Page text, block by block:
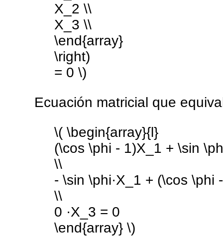
X_2 \\
X_3 \\
\end{array}
\right)
= 0 \)
Ecuación matricial que
\( \begin{array}{l}
(\cos \phi - 1)X_1 + \sin
\\
- \sin \phi·X_1 + (\cos \phi
\\
0 ·X_3 = 0
\end{array} \)